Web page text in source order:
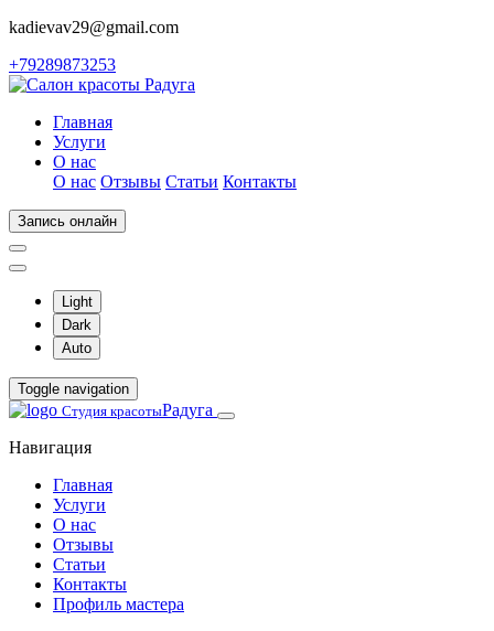
kadievav29@gmail.com
+79289873253
Главная
Услуги
О нас
О нас Отзывы Статьи Контакты
Запись онлайн
Light
Dark
Auto
Toggle navigation
Студия красотыРадуга
Навигация
Главная
Услуги
О нас
Отзывы
Статьи
Контакты
Профиль мастера